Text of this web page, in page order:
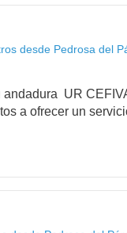
desde Pedrosa del
andadura UR
a ofrecer un